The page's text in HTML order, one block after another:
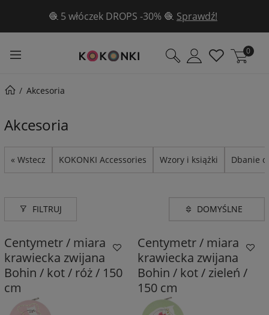
🧶 5 włóczek DROPS -30% 🧶 Sprawdź!
0
Akcesoria
Akcesoria
« Wstecz KOKONKI Accessories Wzory i książki Dbanie
FILTRUJ
Centymetr / miara
krawiecka zwijana
Bohin / kot / róż / 150
cm
Centymetr / miara
krawiecka zwijana
Bohin / kot / zieleń /
150 cm